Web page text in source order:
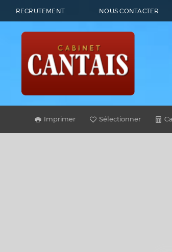
RECRUTEMENT NOUS CONTACTER
Imprimer Sélectionner